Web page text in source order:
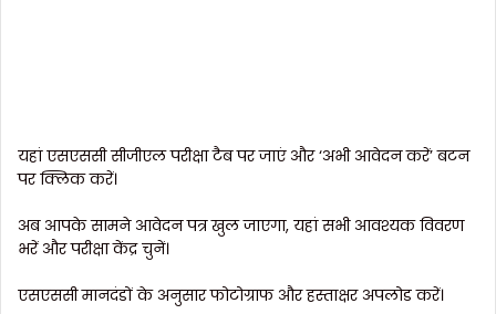
यहां एसएससी सीजीएल परीक्षा टैब पर जाएं और ‘अभी आवेदन करें’ बटन
पर क्लिक करें।
अब आपके सामने आवेदन पत्र खुल जाएगा, यहां सभी आवश्यक विवरण
भरें और परीक्षा केंद्र चुनें।
एसएससी मानदंडों के अनुसार फोटोग्राफ और हस्ताक्षर अपलोड करें।